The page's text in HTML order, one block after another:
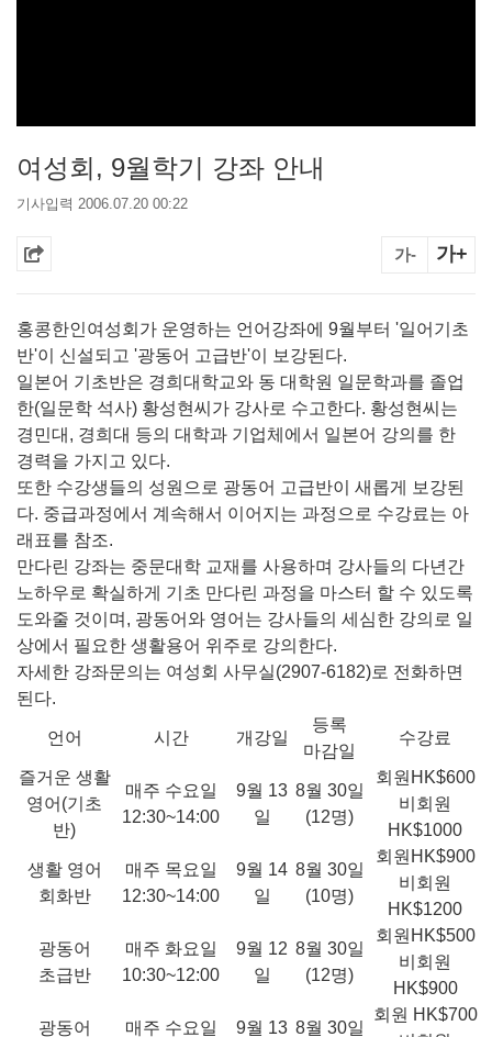
여성회, 9월학기 강좌 안내
기사입력 2006.07.20 00:22
가- 가+
홍콩한인여성회가 운영하는 언어강좌에 9월부터 '일어기초
반'이 신설되고 '광동어 고급반'이 보강된다.
일본어 기초반은 경희대학교와 동 대학원 일문학과를 졸업
한(일문학 석사) 황성현씨가 강사로 수고한다. 황성현씨는
경민대, 경희대 등의 대학과 기업체에서 일본어 강의를 한
경력을 가지고 있다.
또한 수강생들의 성원으로 광동어 고급반이 새롭게 보강된
다. 중급과정에서 계속해서 이어지는 과정으로 수강료는 아
래표를 참조.
만다린 강좌는 중문대학 교재를 사용하며 강사들의 다년간
노하우로 확실하게 기초 만다린 과정을 마스터 할 수 있도록
도와줄 것이며, 광동어와 영어는 강사들의 세심한 강의로 일
상에서 필요한 생활용어 위주로 강의한다.
자세한 강좌문의는 여성회 사무실(2907-6182)로 전화하면
된다.
언어 시간 개강일
등록
마감일
수강료
즐거운 생활
영어(기초
반)
매주 수요일
12:30~14:00
9월 13
일
8월 30일
(12명)
회원HK$600
비회원
HK$1000
생활 영어
회화반
매주 목요일
12:30~14:00
9월 14
일
8월 30일
(10명)
회원HK$900
비회원
HK$1200
광동어
초급반
매주 화요일
10:30~12:00
9월 12
일
8월 30일
(12명)
회원HK$500
비회원
HK$900
광동어
매주 수요일
9월 13 8월 30일
회원 HK$700